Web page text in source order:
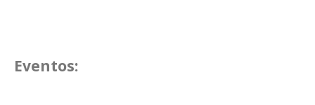
Eventos: